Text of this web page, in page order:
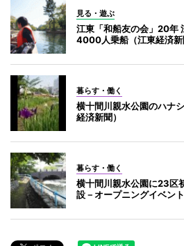
見る・遊ぶ
江東「和船友の会」20年
4000人乗船（江東経済新
暮らす・働く
横十間川親水公園のハナ
経済新聞）
暮らす・働く
横十間川親水公園に23区
設－オープニングイベン